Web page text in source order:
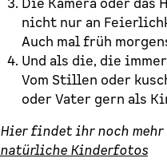
Die Kamera oder das
nicht nur an
Auch mal früh
Und als die, die
Vom Stillen oder
oder Vater gern als
Hier findet ihr noch mehr
natürliche Kinderfotos